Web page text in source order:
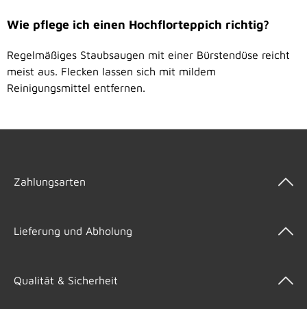
Wie pflege ich einen Hochflorteppich richtig?
Regelmäßiges Staubsaugen mit einer Bürstendüse reicht
meist aus. Flecken lassen sich mit mildem
Reinigungsmittel entfernen.
Zahlungsarten
Lieferung und Abholung
Qualität & Sicherheit